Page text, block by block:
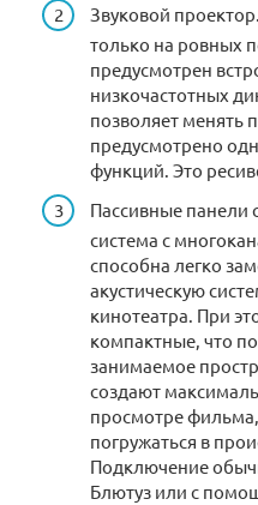
Звуковой
только на ровных
предусмотрен
низкочастотных
позволяет менять
предусмотрено
функций. Это
Пассивные панели
система с
способна легко
акустическую
кинотеатра. При
компактные, что
занимаемое
создают
просмотре фильма,
погружаться в
Подключение
Блютуз или с